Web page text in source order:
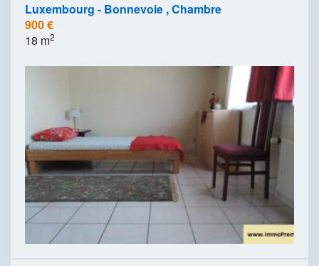
Luxembourg - Bonnevoie , Chambre
900 €
18 m2